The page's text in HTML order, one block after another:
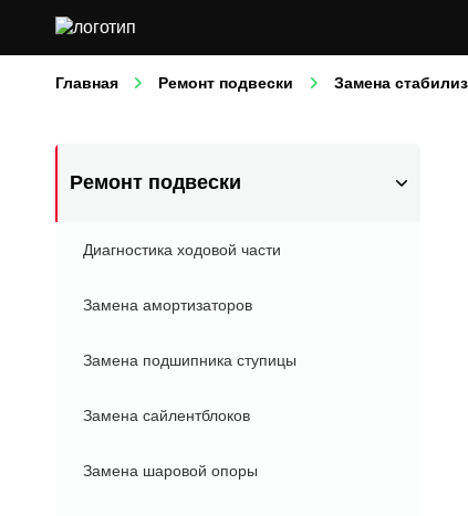
Главная Ремонт подвески Замена
Ремонт подвески
Диагностика ходовой части
Замена амортизаторов
Замена подшипника ступицы
Замена сайлентблоков
Замена шаровой опоры